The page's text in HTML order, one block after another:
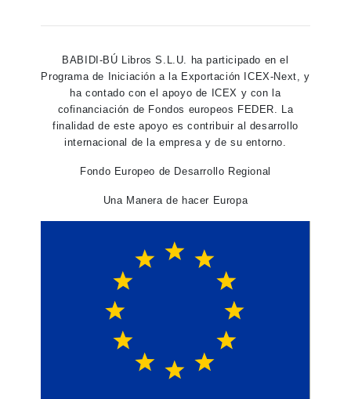
BABIDI-BÚ Libros S.L.U. ha participado en el
Programa de Iniciación a la Exportación ICEX-Next, y
ha contado con el apoyo de ICEX y con la
cofinanciación de Fondos europeos FEDER. La
finalidad de este apoyo es contribuir al desarrollo
internacional de la empresa y de su entorno.
Fondo Europeo de Desarrollo Regional
Una Manera de hacer Europa